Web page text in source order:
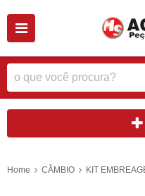
Home CÂMBIO KIT